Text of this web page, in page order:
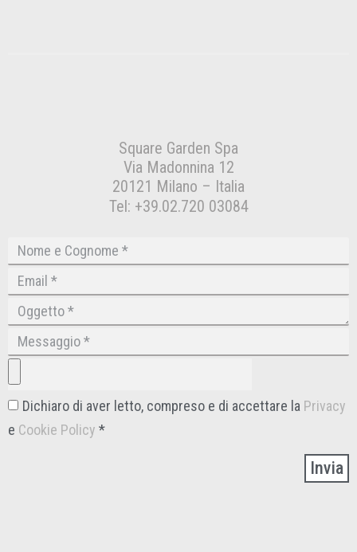
Square Garden Spa
Via Madonnina 12
20121 Milano – Italia
Tel: +39.02.720 03084
Dichiaro di aver letto, compreso e di accettare la Privacy
e Cookie Policy *
Invia